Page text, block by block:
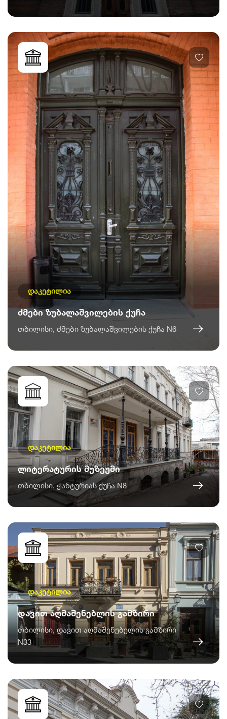
დაკეტილია
ძმები ზუბალაშვილების ქუჩა
თბილისი, ძმები ზუბალაშვილების ქუჩა N6
დაკეტილია
ლიტერატურის მუზეუმი
თბილისი, ჭანტურიას ქუჩა N8
დაკეტილია
დავით აღმაშენებლის გამზირი
თბილისი, დავით აღმაშენებელის გამზირი
N33